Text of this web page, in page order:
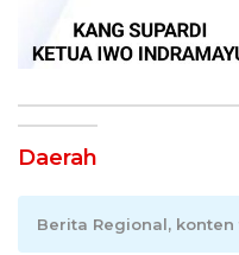
Daerah
Berita Regional,